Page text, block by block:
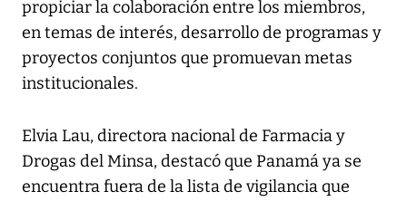
propiciar la colaboración entre los miembros,
en temas de interés, desarrollo de programas y
proyectos conjuntos que promuevan metas
institucionales.
Elvia Lau, directora nacional de Farmacia y
Drogas del Minsa, destacó que Panamá ya se
encuentra fuera de la lista de vigilancia que